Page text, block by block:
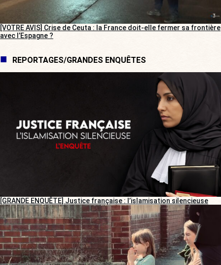
[VOTRE AVIS] Crise de Ceuta : la France doit-elle fermer sa frontière
avec l’Espagne ?
REPORTAGES/GRANDES ENQUÊTES
[GRANDE ENQUÊTE] Justice française : l’islamisation silencieuse